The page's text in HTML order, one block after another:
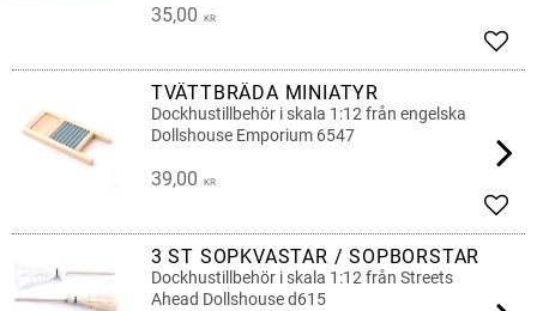
35,00 KR
TVÄTTBRÄDA MINIATYR
Dockhustillbehör i skala 1:12 från engelska
Dollshouse Emporium 6547
39,00 KR
3 ST SOPKVASTAR / SOPBORSTAR
Dockhustillbehör i skala 1:12 från Streets
Ahead Dollshouse d615